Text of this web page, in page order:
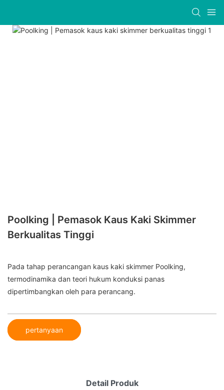
Poolking | Pemasok Kaus Kaki Skimmer
Berkualitas Tinggi
Pada tahap perancangan kaus kaki skimmer Poolking,
termodinamika dan teori hukum konduksi panas
dipertimbangkan oleh para perancang.
pertanyaan
Detail Produk